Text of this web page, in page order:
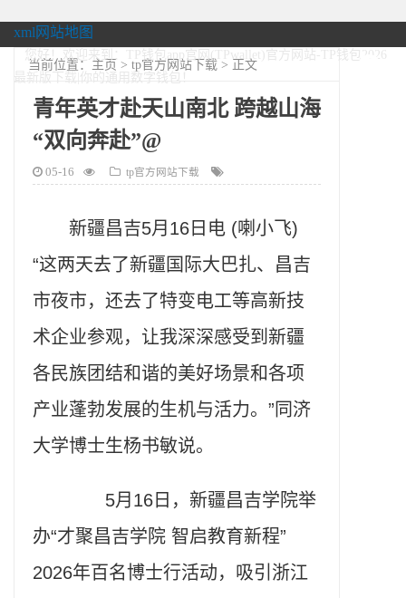
xml网站地图
您好！欢迎来到：TP钱包app官网(TPwallet)官方网站-TP钱包2026
最新版下载|你的通用数字钱包！
当前位置： 主页 > tp官方网站下载 > 正文
青年英才赴天山南北 跨越山海
“双向奔赴”@
05-16 tp官方网站下载
新疆昌吉5月16日电 (喇小飞)
“这两天去了新疆国际大巴扎、昌吉
市夜市，还去了特变电工等高新技
术企业参观，让我深深感受到新疆
各民族团结和谐的美好场景和各项
产业蓬勃发展的生机与活力。”同济
大学博士生杨书敏说。
5月16日，新疆昌吉学院举
办“才聚昌吉学院 智启教育新程”
2026年百名博士行活动，吸引浙江